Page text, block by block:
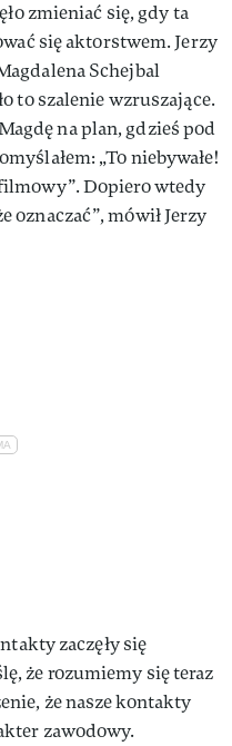
zmieniać się, gdy ta
się aktorstwem. Jerzy
Schejbal
to szalenie wzruszające.
na plan, gdzieś pod
„To niebywałe!
Dopiero wtedy
oznaczać”, mówił Jerzy
zaczęły się
że rozumiemy się teraz
że nasze kontakty
zawodowy.